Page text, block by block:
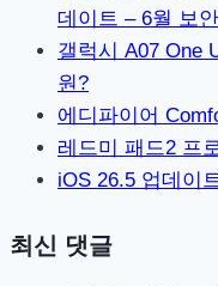
데이트 – 6월 보
갤럭시 A07 One
원?
에디파이어
레드미 패드2 프
iOS 26.5 업데이
최신 댓글